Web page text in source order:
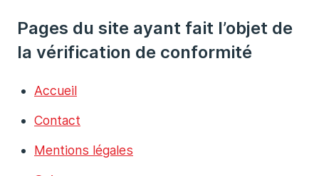
Pages du site ayant fait l’objet de
la vérification de conformité
Accueil
Contact
Mentions légales